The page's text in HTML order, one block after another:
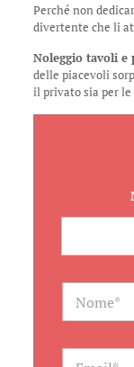
Perché non
divertente che li
Noleggio tavoli e
delle piacevoli
il privato sia per le
m
*